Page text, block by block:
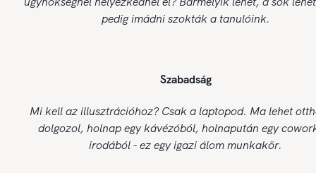
pedig imádni szokták a tanulóink.
Szabadság
Mi kell az illusztrációhoz? Csak a laptopod. Ma lehet
dolgozol, holnap egy kávézóból, holnapután egy
irodából - ez egy igazi álom munkakör.